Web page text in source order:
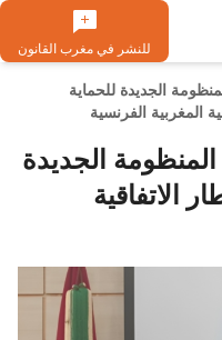
للنشر في مغرب القانون
الجديدة للحماية
المغربية الفرنسية
المنظومة الجديدة
الاتفاقية